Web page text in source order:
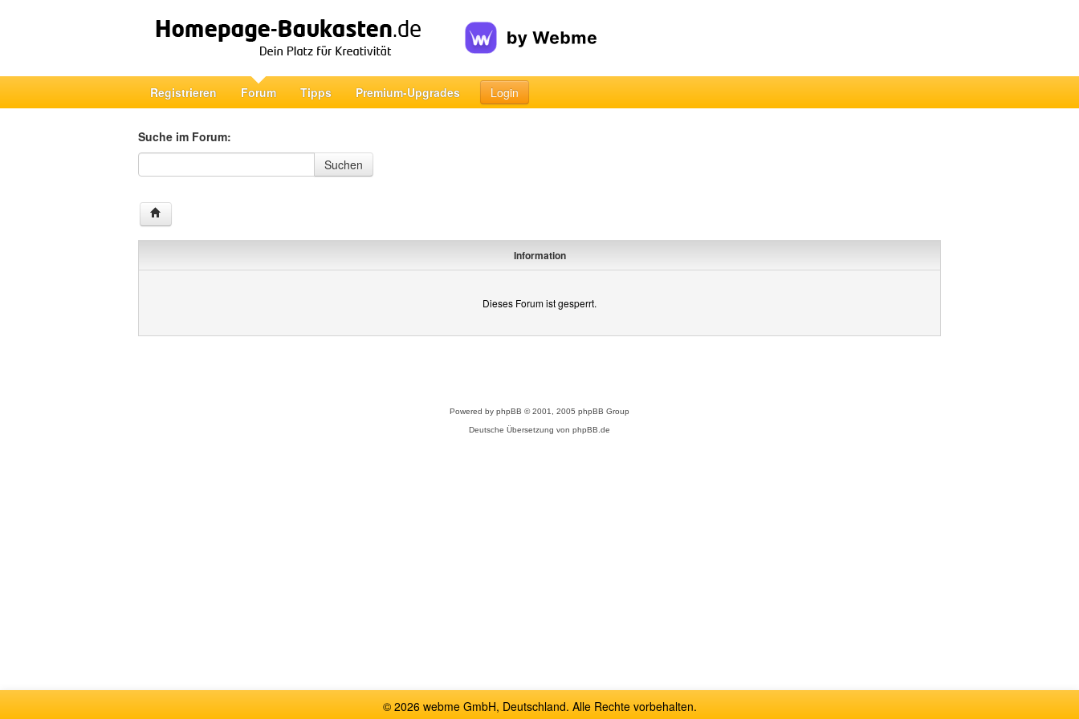
Registrieren Forum Tipps Premium-Upgrades Login
Suche im Forum:
Suche im Forum
Suchen
Information
Dieses Forum ist gesperrt.
Powered by phpBB © 2001, 2005 phpBB Group
Deutsche Übersetzung von phpBB.de
© 2026 webme GmbH, Deutschland. Alle Rechte vorbehalten.